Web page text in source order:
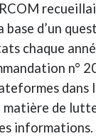
d’un
chaque
n°
dans
matière de
informations.